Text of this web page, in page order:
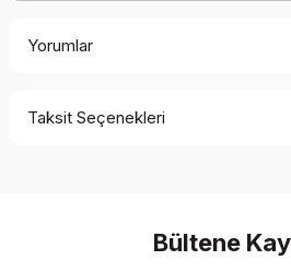
Yorumlar
Taksit Seçenekleri
Bültene